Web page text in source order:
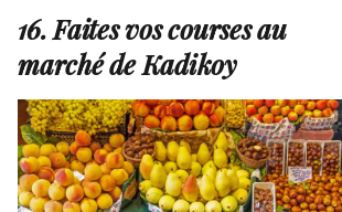
16. Faites vos courses au
marché de Kadikoy